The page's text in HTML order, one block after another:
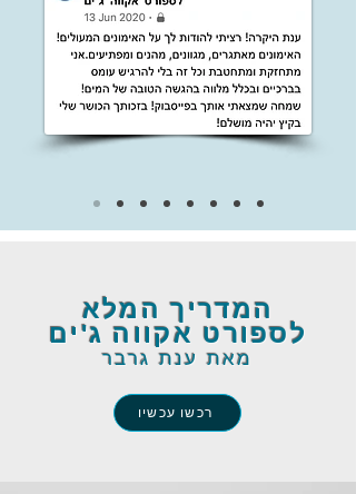
המדריך המלא
לספורט אקווה ג'ים
מאת ענת גרבר
רכשו עכשיו